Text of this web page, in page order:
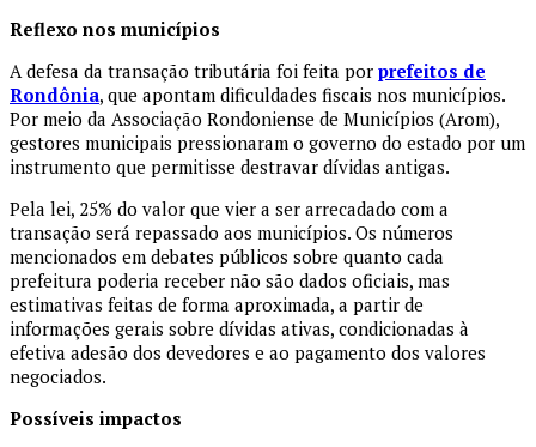
Reflexo nos municípios
A defesa da transação tributária foi feita por prefeitos de
Rondônia, que apontam dificuldades fiscais nos municípios.
Por meio da Associação Rondoniense de Municípios (Arom),
gestores municipais pressionaram o governo do estado por um
instrumento que permitisse destravar dívidas antigas.
Pela lei, 25% do valor que vier a ser arrecadado com a
transação será repassado aos municípios. Os números
mencionados em debates públicos sobre quanto cada
prefeitura poderia receber não são dados oficiais, mas
estimativas feitas de forma aproximada, a partir de
informações gerais sobre dívidas ativas, condicionadas à
efetiva adesão dos devedores e ao pagamento dos valores
negociados.
Possíveis impactos